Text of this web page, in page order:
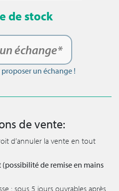
de stock
échange*
un échange !
de vente:
d’annuler la vente en tout
(possibilité de remise en mains
: sous 5 jours ouvrables après